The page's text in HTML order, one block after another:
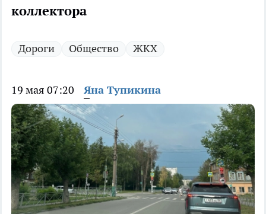
коллектора
Дороги Общество ЖКХ
19 мая 07:20 Яна Тупикина